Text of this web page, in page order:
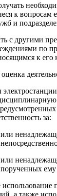
к вопросам
и
с другими
по
к его
за:
ему
а также